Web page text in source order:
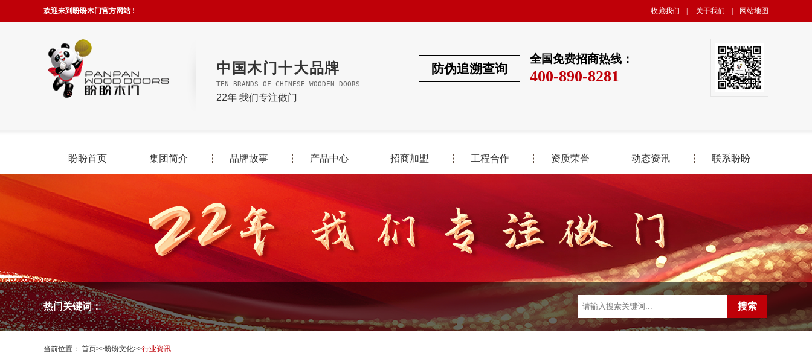
欢迎来到盼盼木门官方网站 ! 收藏我们 关于我们 网站地图
中国木门十大品牌
TEN BRANDS OF CHINESE WOODEN DOORS
22年 我们专注做门
全国免费招商热线：
400-890-8281
防伪追溯查询
盼盼首页 集团简介 品牌故事 产品中心 招商加盟 工程合作 资质荣誉 动态资讯 联系盼盼
热门关键词：
当前位置： 首页>>盼盼文化>>行业资讯